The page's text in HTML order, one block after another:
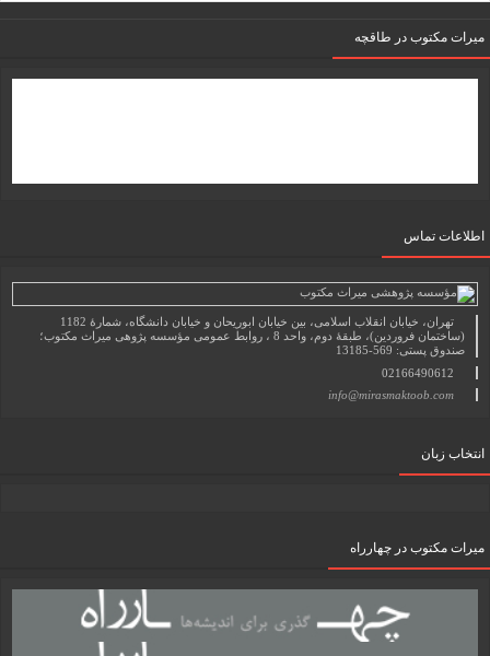
میرات مکتوب در طاقچه
اطلاعات تماس
تهران، خیابان انقلاب اسلامی، بین خیابان ابوریحان و خیابان دانشگاه، شمارۀ 1182
(ساختمان فروردین)، طبقۀ دوم، واحد 8 ، روابط عمومی مؤسسه پژوهی میراث مکتوب؛
صندوق پستی: 569-13185
02166490612
info@mirasmaktoob.com
انتخاب زبان
میرات مکتوب در چهارراه